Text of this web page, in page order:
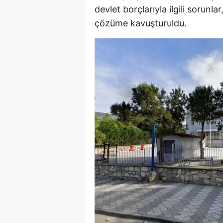
devlet borçlarıyla ilgili
çözüme kavuşturuldu.